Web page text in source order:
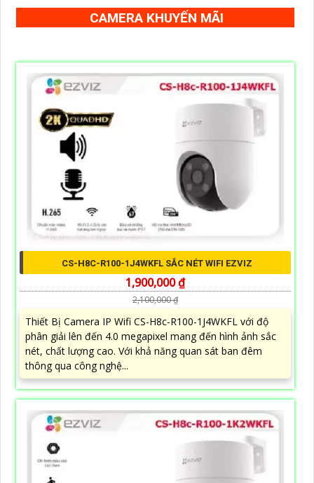
CAMERA KHUYẾN MÃI
CS-H8C-R100-1J4WKFL SẮC NÉT WIFI EZVIZ
1,900,000 ₫
2,100,000 ₫
Thiết Bị Camera IP Wifi CS-H8c-R100-1J4WKFL với độ
phân giải lên đến 4.0 megapixel mang đến hình ảnh sắc
nét, chất lượng cao. Với khả năng quan sát ban đêm
thông qua công nghệ...